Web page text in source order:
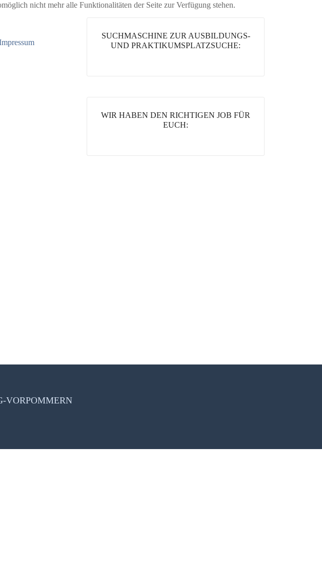
SUCHMASCHINE ZUR AUSBILDUNGS-
UND PRAKTIKUMSPLATZSUCHE:
WIR HABEN DEN RICHTIGEN JOB FÜR
EUCH:
VORPOMMERN
nicht mehr alle Funktionalitäten der Seite zur Verfügung stehen.